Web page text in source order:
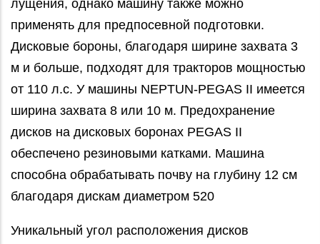
лущения, однако машину также можно
применять для предпосевной подготовки.
Дисковые бороны, благодаря ширине захвата 3
м и больше, подходят для тракторов мощностью
от 110 л.с. У машины NEPTUN-PEGAS II имеется
ширина захвата 8 или 10 м. Предохранение
дисков на дисковых боронах PEGAS II
обеспечено резиновыми катками. Машина
способна обрабатывать почву на глубину 12 см
благодаря дискам диаметром 520
Уникальный угол расположения дисков